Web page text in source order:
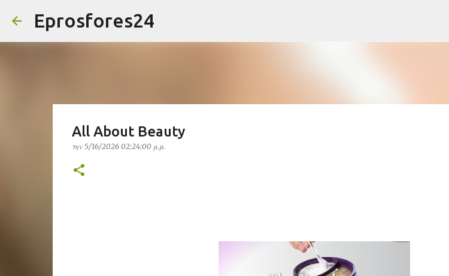
Eprosfores24
All About Beauty
την 5/16/2026 02:24:00 μ.μ.